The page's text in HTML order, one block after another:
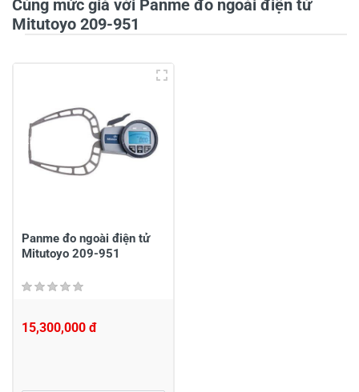
3
Viết nhận xét của bạn
Cùng mức giá với Panme đo ngoài điện tử
Mitutoyo 209-951
Panme đo ngoài điện tử
Mitutoyo 209-951
15,300,000 đ